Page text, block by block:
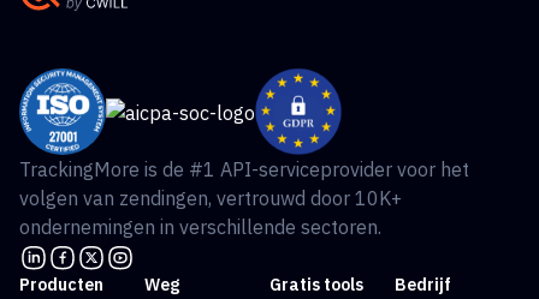
TrackingMore is de #1 API-serviceprovider voor het
volgen van zendingen, vertrouwd door 10K+
ondernemingen in verschillende sectoren.
Producten
Weg
Gratis tools
Bedrijf